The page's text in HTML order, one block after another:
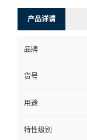
产品详请
品牌
货号
用途
特性级别